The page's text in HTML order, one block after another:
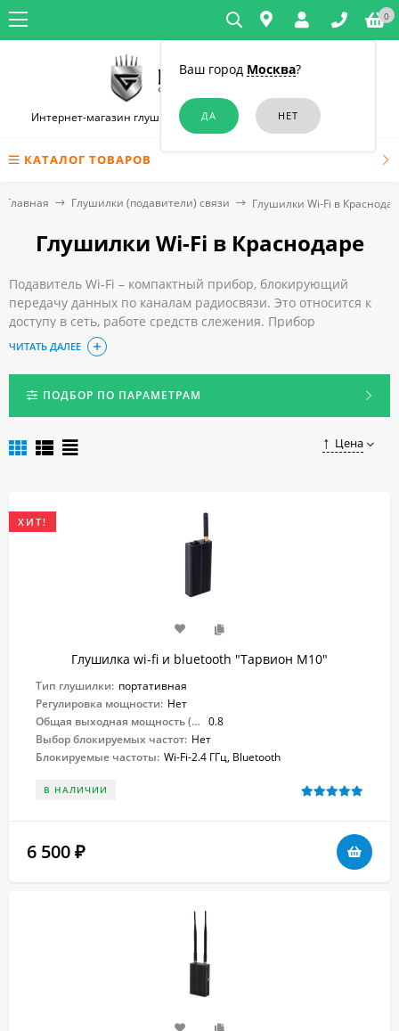
Ваш город Москва?
0
Интернет-магазин глушилок связи и диктофонов в Краснодаре
КАТАЛОГ ТОВАРОВ
Главная Глушилки (подавители) связи Глушилки Wi-Fi в
Глушилки Wi-Fi в Краснодаре
Подавитель Wi-Fi – компактный прибор, блокирующий
передачу данных по каналам радиосвязи. Это относится к
доступу в сеть, работе средств слежения. Прибор
эффективен для борьбы с разными видами шпионажа.
Блокираторы используют частные лица и организации в
личных, корпоративных целях.
Чтобы приобрести глушилку Wi-Fi в Краснодаре, достаточно
оформить заказ в онлайн-магазине «Глушилки».
ЧИТАТЬ ДАЛЕЕ
ПОДБОР ПО ПАРАМЕТРАМ
Цена
ХИТ!
Глушилка wi-fi и bluetooth "Тарвион M10"
Тип глушилки: портативная
Регулировка мощности: Нет
Общая выходная мощность (Вт): 0.8
Выбор блокируемых частот: Нет
Блокируемые частоты: Wi-Fi-2.4 ГГц, Bluetooth
В НАЛИЧИИ
6 500 ₽